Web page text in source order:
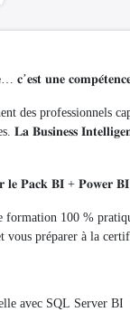
𝐜’𝐞𝐬𝐭 𝐮𝐧𝐞 𝐜𝐨𝐦𝐩𝐞́𝐭𝐞𝐧𝐜𝐞
des professionnels
𝐋𝐚 𝐁𝐮𝐬𝐢𝐧𝐞𝐬𝐬
𝐏𝐚𝐜𝐤 𝐁𝐈 + 𝐏𝐨𝐰𝐞𝐫
100 %
vous préparer à la
avec SQL Server BI